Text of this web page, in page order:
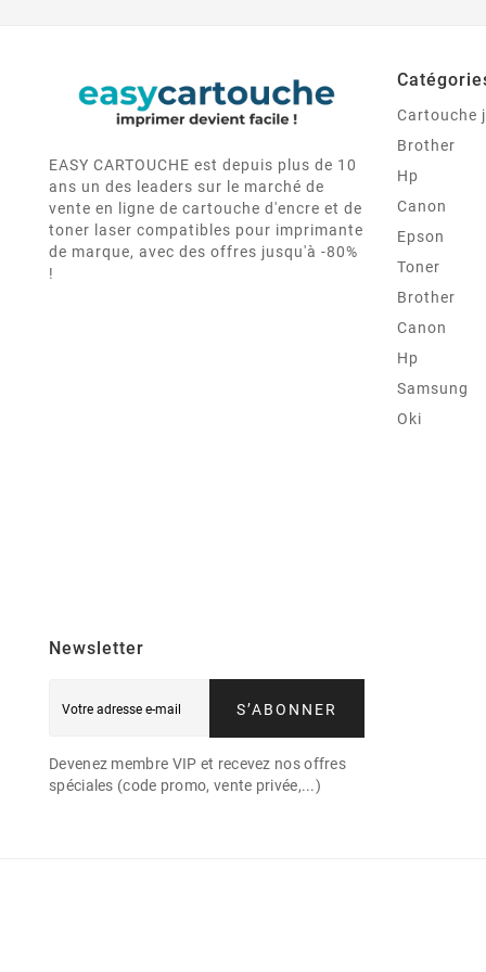
EASY CARTOUCHE est depuis plus de 10
ans un des leaders sur le marché de
vente en ligne de cartouche d'encre et de
toner laser compatibles pour imprimante
de marque, avec des offres jusqu'à -80%
!
Cartouche
Brother
Hp
Canon
Epson
Toner
Brother
Canon
Hp
Samsung
Oki
Newsletter
S’ABONNER
Devenez membre VIP et recevez nos offres
spéciales (code promo, vente privée,...)